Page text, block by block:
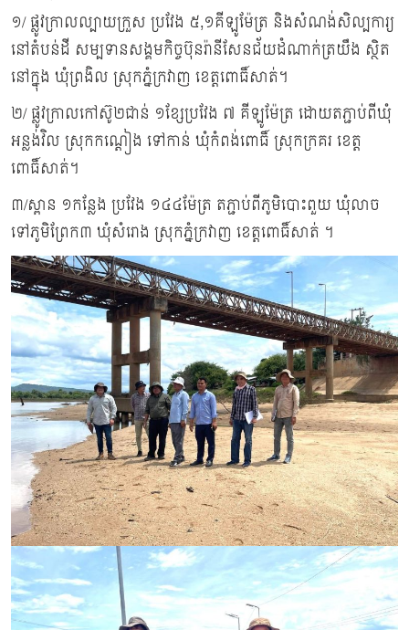
១/​ ផ្លូវក្រាលល្បាយក្រួស ប្រវែង ៥,១គីឡូម៉ែត្រ និងសំណង់សិល្បការ្យ
នៅតំបន់ដី​ សម្បទានសង្គមកិច្ចប៊ុនរ៉ានីសែនជ័យដំណាក់ត្រយឹង ស្ថិត
នៅក្នុង ឃុំព្រងិល ស្រុកភ្នំក្រវាញ ខេត្តពោធិ៍សាត់។
២/​ ផ្លូវក្រាលកៅស៊ូ២ជាន់ ១ខ្សែប្រវែង ៧ គីឡូម៉ែត្រ ដោយតភ្ជាប់ពីឃុំ
អន្លង់វិល ស្រុកកណ្តៀង ទៅកាន់ ឃុំកំពង់ពោធិ៍ ស្រុកក្រគរ ខេត្ត
ពោធិ៍សាត់។
៣/ស្ពាន ១កន្លែង ប្រវែង ១៤៤ម៉ែត្រ តភ្ជាប់ពីភូមិបោះពួយ ឃុំលាច
ទៅភូមិព្រែក៣ ឃុំសំរោង ស្រុកភ្នំក្រវាញ ខេត្តពោធិ៍សាត់​ ។